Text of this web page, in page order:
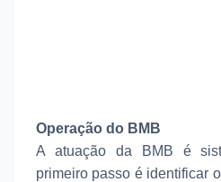
Operação do BMB
A atuação da BMB é
primeiro passo é identificar